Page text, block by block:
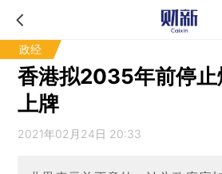
政经
香港拟2035年前停止
上牌
2021年02月24日 20:33